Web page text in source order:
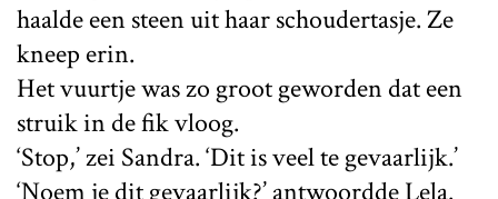
haalde een steen uit haar schoudertasje. Ze
kneep erin.
Het vuurtje was zo groot geworden dat een
struik in de fik vloog.
‘Stop,’ zei Sandra. ‘Dit is veel te gevaarlijk.’